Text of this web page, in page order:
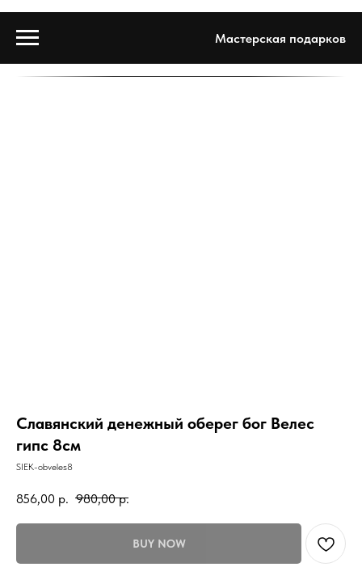
Мастерская подарков
Славянский денежный оберег бог Велес
гипс 8см
SIEK-obveles8
856,00 р. 980,00 р.
BUY NOW